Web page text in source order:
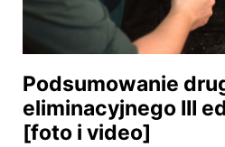
Podsumowanie
eliminacyjnego III
[foto i video]